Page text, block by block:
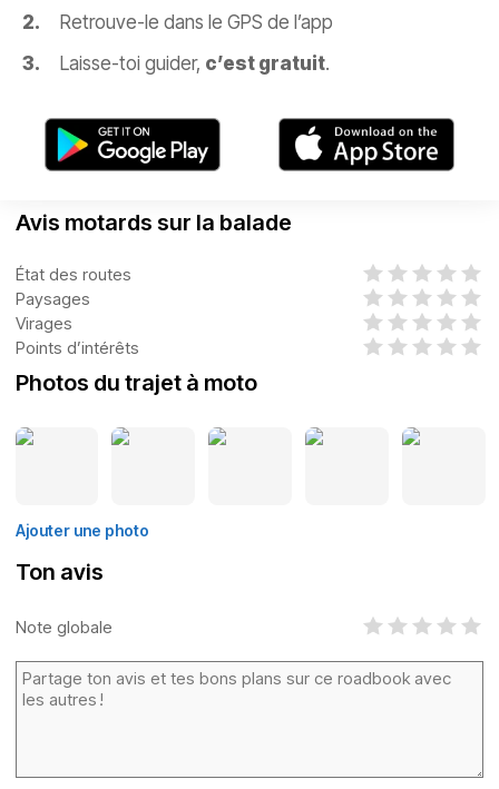
Retrouve-le dans le GPS de l’app
Laisse-toi guider, c’est gratuit.
Avis motards sur la balade
État des routes
Paysages
Virages
Points d’intérêts
Photos du trajet à moto
Ajouter une photo
Ton avis
Note globale